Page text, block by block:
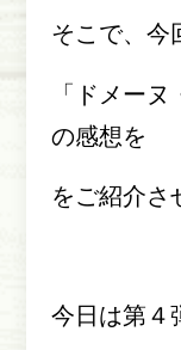
そこで、今
「ドメー
の感想を
をご紹介さ
今日は第４